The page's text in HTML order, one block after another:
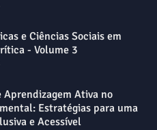
e Ciências Sociais em
- Volume 3
Aprendizagem Ativa no
Estratégias para uma
e Acessível